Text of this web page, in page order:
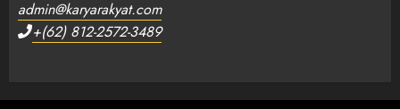
admin@karyarakyat.com
+(62) 812-2572-3489